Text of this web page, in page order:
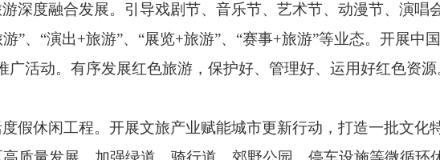
深度融合发展。 引导戏剧节、音乐节、艺术节、动漫节、演唱
游”、“演出+旅游”、“展览+旅游”、“赛事+旅游”等业态。开展中
广活动。有序发展红色旅游，保护好、管理好、运用好红色资
度假休闲工程。开展文旅产业赋能城市更新行动，打造一批文化